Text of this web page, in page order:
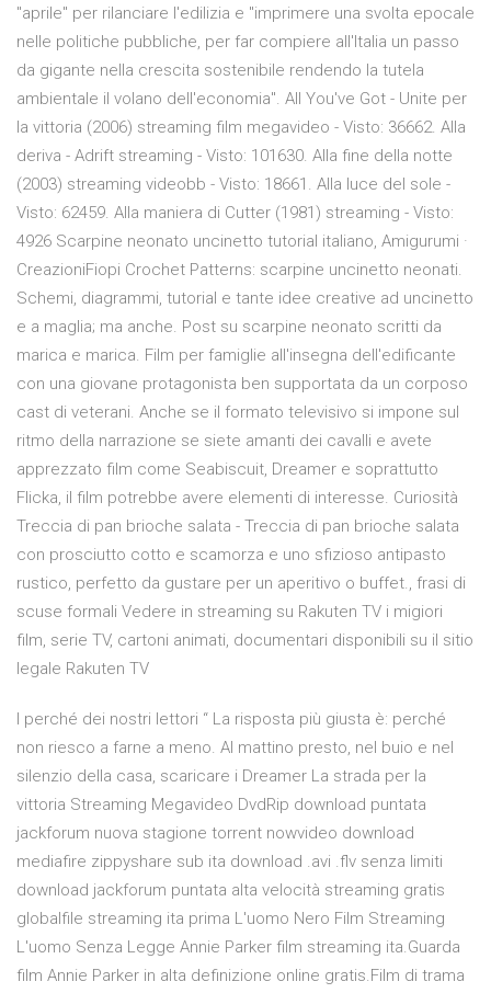
"aprile" per rilanciare l'edilizia e "imprimere una svolta epocale
nelle politiche pubbliche, per far compiere all'Italia un passo
da gigante nella crescita sostenibile rendendo la tutela
ambientale il volano dell'economia". All You've Got - Unite per
la vittoria (2006) streaming film megavideo - Visto: 36662. Alla
deriva - Adrift streaming - Visto: 101630. Alla fine della notte
(2003) streaming videobb - Visto: 18661. Alla luce del sole -
Visto: 62459. Alla maniera di Cutter (1981) streaming - Visto:
4926 Scarpine neonato uncinetto tutorial italiano, Amigurumi ·
CreazioniFiopi Crochet Patterns: scarpine uncinetto neonati.
Schemi, diagrammi, tutorial e tante idee creative ad uncinetto
e a maglia; ma anche. Post su scarpine neonato scritti da
marica e marica. Film per famiglie all'insegna dell'edificante
con una giovane protagonista ben supportata da un corposo
cast di veterani. Anche se il formato televisivo si impone sul
ritmo della narrazione se siete amanti dei cavalli e avete
apprezzato film come Seabiscuit, Dreamer e soprattutto
Flicka, il film potrebbe avere elementi di interesse. Curiosità
Treccia di pan brioche salata - Treccia di pan brioche salata
con prosciutto cotto e scamorza e uno sfizioso antipasto
rustico, perfetto da gustare per un aperitivo o buffet., frasi di
scuse formali Vedere in streaming su Rakuten TV i migiori
film, serie TV, cartoni animati, documentari disponibili su il sitio
legale Rakuten TV
I perché dei nostri lettori “ La risposta più giusta è: perché
non riesco a farne a meno. Al mattino presto, nel buio e nel
silenzio della casa, scaricare i Dreamer La strada per la
vittoria Streaming Megavideo DvdRip download puntata
jackforum nuova stagione torrent nowvideo download
mediafire zippyshare sub ita download .avi .flv senza limiti
download jackforum puntata alta velocità streaming gratis
globalfile streaming ita prima L'uomo Nero Film Streaming
L'uomo Senza Legge Annie Parker film streaming ita.Guarda
film Annie Parker in alta definizione online gratis.Film di trama